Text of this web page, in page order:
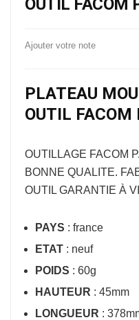
OUTIL FACOM
Ajouter votre note
PLATEAU
OUTIL
OUTILLAGE FACOM
BONNE QUALITE.
OUTIL GARANTIE À
PAYS : france
ETAT : neuf
POIDS : 60g
HAUTEUR : 45mm
LONGUEUR :